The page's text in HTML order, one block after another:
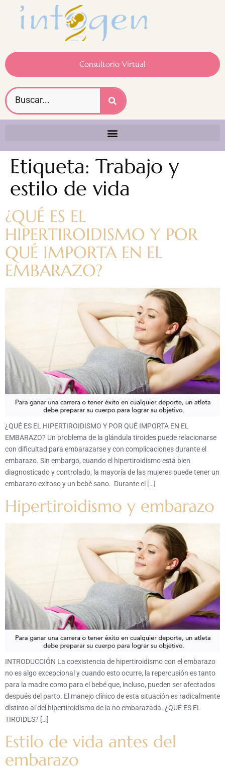
Consultorio Virtual
Etiqueta: Trabajo y
estilo de vida
¿QUÉ ES EL
HIPERTIROIDISMO Y POR
QUÉ IMPORTA EN EL
EMBARAZO?
¿QUÉ ES EL HIPERTIROIDISMO Y POR QUÉ IMPORTA EN EL
EMBARAZO? Un problema de la glándula tiroides puede relacionarse
con dificultad para embarazarse y con complicaciones durante el
embarazo. Sin embargo, cuando el hipertiroidismo está bien
diagnosticado y controlado, la mayoría de las mujeres puede tener un
embarazo exitoso y un bebé sano. Durante el […]
Hipertiroidismo y embarazo
INTRODUCCIÓN La coexistencia de hipertiroidismo con el embarazo
no es algo excepcional y cuando esto ocurre, la repercusión es tanto
para la madre como para el bebé que, incluso, pueden ser afectados
después del parto. El manejo clínico de esta situación es radicalmente
distinto al del hipertiroidismo de la no embarazada. ¿QUÉ ES EL
TIROIDES? […]
Estilo de vida antes del
embarazo